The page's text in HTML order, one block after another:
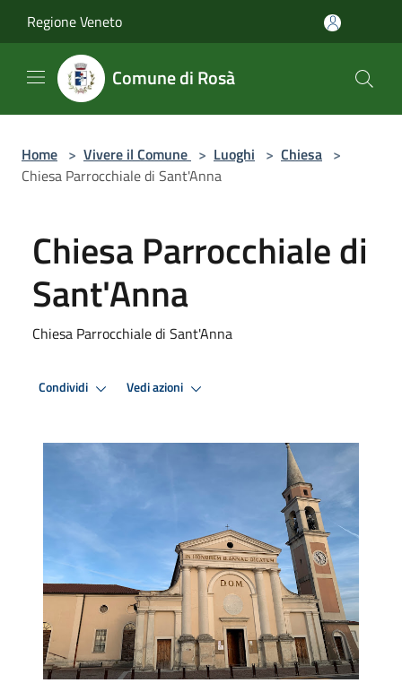
Regione Veneto
Comune di Rosà
Home > Vivere il Comune > Luoghi > Chiesa >
Chiesa Parrocchiale di Sant'Anna
Chiesa Parrocchiale di
Sant'Anna
Chiesa Parrocchiale di Sant'Anna
Condividi Vedi azioni